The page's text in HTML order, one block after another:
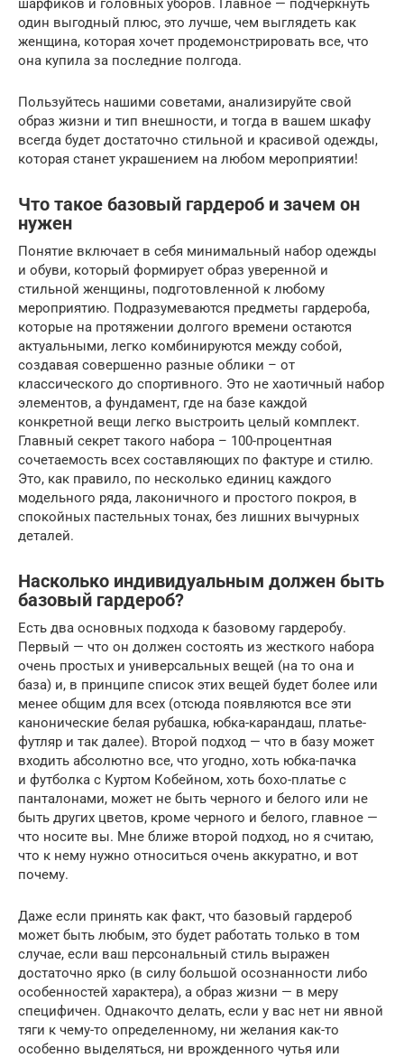
шарфиков и головных уборов. Главное — подчеркнуть
один выгодный плюс, это лучше, чем выглядеть как
женщина, которая хочет продемонстрировать все, что
она купила за последние полгода.
Пользуйтесь нашими советами, анализируйте свой
образ жизни и тип внешности, и тогда в вашем шкафу
всегда будет достаточно стильной и красивой одежды,
которая станет украшением на любом мероприятии!
Что такое базовый гардероб и зачем он
нужен
Понятие включает в себя минимальный набор одежды
и обуви, который формирует образ уверенной и
стильной женщины, подготовленной к любому
мероприятию. Подразумеваются предметы гардероба,
которые на протяжении долгого времени остаются
актуальными, легко комбинируются между собой,
создавая совершенно разные облики – от
классического до спортивного. Это не хаотичный набор
элементов, а фундамент, где на базе каждой
конкретной вещи легко выстроить целый комплект.
Главный секрет такого набора – 100-процентная
сочетаемость всех составляющих по фактуре и стилю.
Это, как правило, по несколько единиц каждого
модельного ряда, лаконичного и простого покроя, в
спокойных пастельных тонах, без лишних вычурных
деталей.
Насколько индивидуальным должен быть
базовый гардероб?
Есть два основных подхода к базовому гардеробу.
Первый — что он должен состоять из жесткого набора
очень простых и универсальных вещей (на то она и
база) и, в принципе список этих вещей будет более или
менее общим для всех (отсюда появляются все эти
канонические белая рубашка, юбка-карандаш, платье-
футляр и так далее). Второй подход — что в базу может
входить абсолютно все, что угодно, хоть юбка-пачка
и футболка с Куртом Кобейном, хоть бохо-платье с
панталонами, может не быть черного и белого или не
быть других цветов, кроме черного и белого, главное —
что носите вы. Мне ближе второй подход, но я считаю,
что к нему нужно относиться очень аккуратно, и вот
почему.
Даже если принять как факт, что базовый гардероб
может быть любым, это будет работать только в том
случае, если ваш персональный стиль выражен
достаточно ярко (в силу большой осознанности либо
особенностей характера), а образ жизни — в меру
специфичен. Однакочто делать, если у вас нет ни явной
тяги к чему-то определенному, ни желания как-то
особенно выделяться, ни врожденного чутья или